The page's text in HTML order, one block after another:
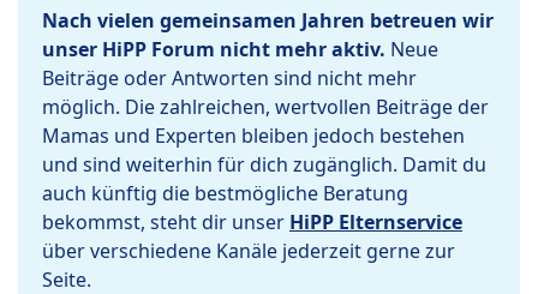
Nach vielen gemeinsamen Jahren betreuen wir
unser HiPP Forum nicht mehr aktiv. Neue
Beiträge oder Antworten sind nicht mehr
möglich. Die zahlreichen, wertvollen Beiträge der
Mamas und Experten bleiben jedoch bestehen
und sind weiterhin für dich zugänglich. Damit du
auch künftig die bestmögliche Beratung
bekommst, steht dir unser HiPP Elternservice
über verschiedene Kanäle jederzeit gerne zur
Seite.